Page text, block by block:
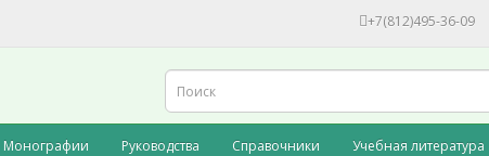
+7(812)495-36-09
Монографии Руководства Справочники Учебная литература